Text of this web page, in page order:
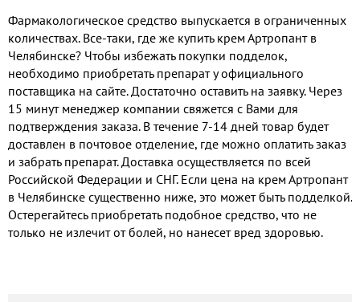
Фармакологическое средство выпускается в ограниченных
количествах. Все-таки, где же купить крем Артропант в
Челябинске? Чтобы избежать покупки подделок,
необходимо приобретать препарат у официального
поставщика на сайте. Достаточно оставить на заявку. Через
15 минут менеджер компании свяжется с Вами для
подтверждения заказа. В течение 7-14 дней товар будет
доставлен в почтовое отделение, где можно оплатить заказ
и забрать препарат. Доставка осуществляется по всей
Российской Федерации и СНГ. Если цена на крем Артропант
в Челябинске существенно ниже, это может быть подделкой.
Остерегайтесь приобретать подобное средство, что не
только не излечит от болей, но нанесет вред здоровью.